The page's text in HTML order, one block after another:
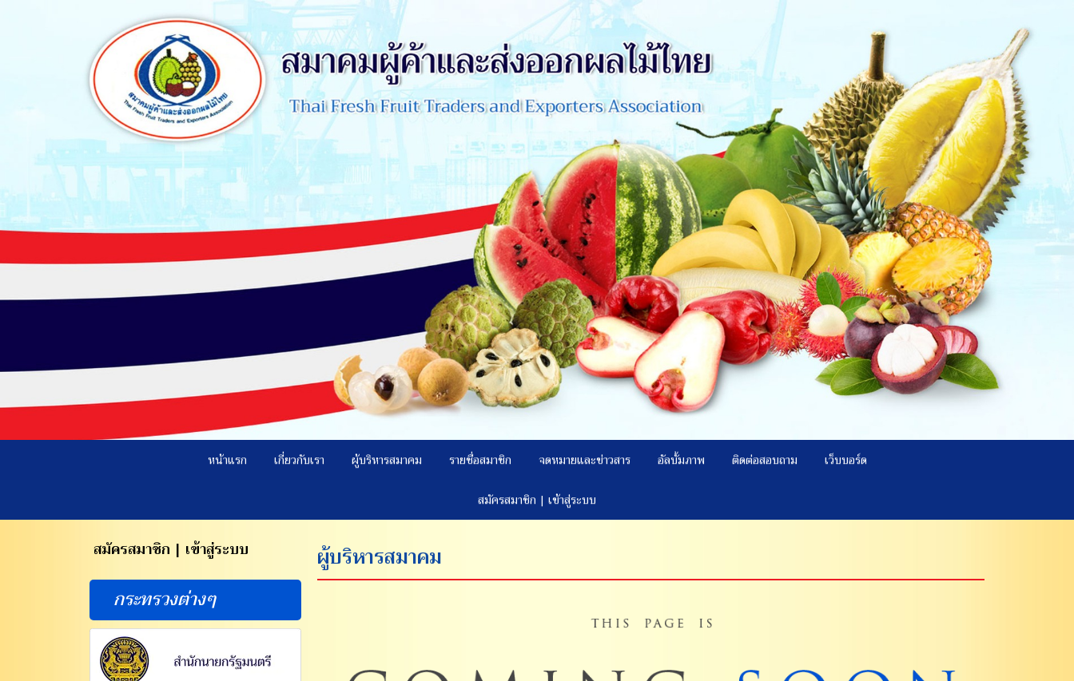
หน้าแรก เกี่ยวกับเรา ผู้บริหารสมาคม รายชื่อสมาชิก จดหมายและข่าวสาร อัลบั้มภาพ ติดต่อสอบถาม เว็บบอร์ด
สมัครสมาชิก | เข้าสู่ระบบ
สมัครสมาชิก | เข้าสู่ระบบ
กระทรวงต่างๆ
ผู้บริหารสมาคม